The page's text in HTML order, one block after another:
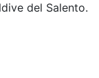
del Salento.